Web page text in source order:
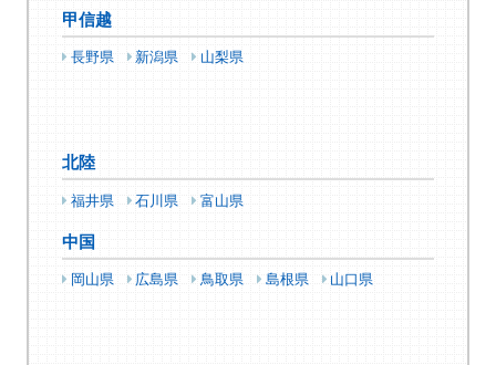
甲信越
長野県 新潟県 山梨県
北陸
福井県 石川県 富山県
中国
岡山県 広島県 鳥取県 島根県 山口県